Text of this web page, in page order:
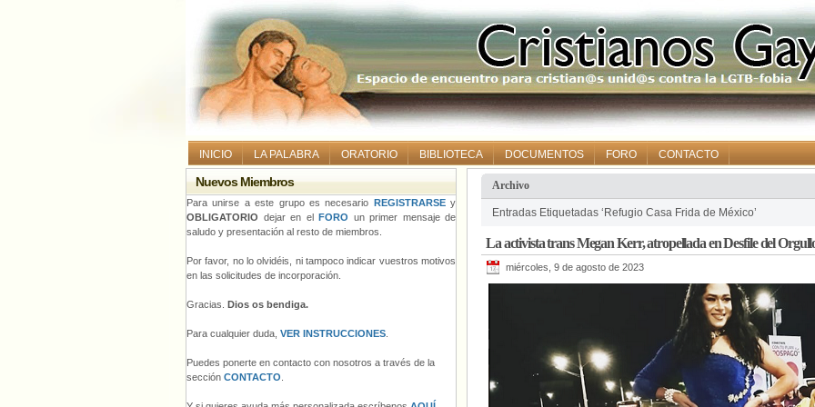
INICIO LA PALABRA ORATORIO BIBLIOTECA DOCUMENTOS FORO CONTACTO
Archivo
Entradas Etiquetadas ‘Refugio Casa Frida de México’
La activista trans Megan Kerr, atropellada en Desfile del
miércoles, 9 de agosto de 2023
Nuevos Miembros
Para unirse a este grupo es necesario REGISTRARSEy
OBLIGATORIO dejar en el FORO un primer mensaje de
saludo y presentación al resto de miembros.
Por favor, no lo olvidéis, ni tampoco indicar vuestros motivos
en las solicitudes de incorporación.
Gracias. Dios os bendiga.
Para cualquier duda, VER INSTRUCCIONES
Puedes ponerte en contacto con nosotros a través de la
sección CONTACTO